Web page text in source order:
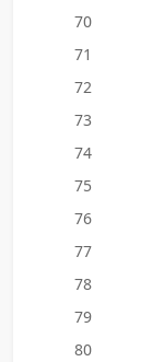
70
71
72
73
74
75
76
77
78
79
80